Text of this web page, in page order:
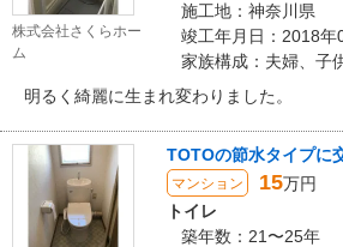
株式会社さくらホー
ム
施工地：神奈川県
竣工年月日：2018年
家族構成：夫婦、子
明るく綺麗に生まれ変わりました。
TOTOの節水タイプに
マンション 15万円
トイレ
築年数：21〜25年